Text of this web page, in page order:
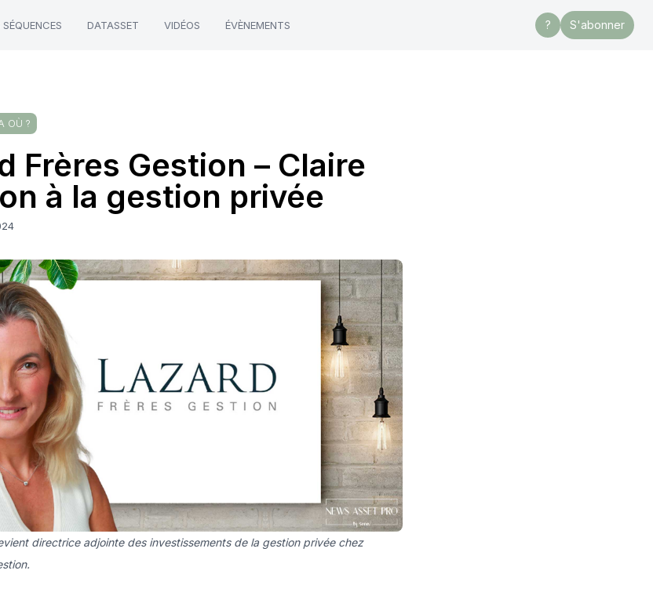
DATASSET VIDÉOS ÉVÈNEMENTS ? S'abonner
OÙ ?
Frères Gestion – Claire
à la gestion privée
directrice adjointe des investissements de la gestion privée chez